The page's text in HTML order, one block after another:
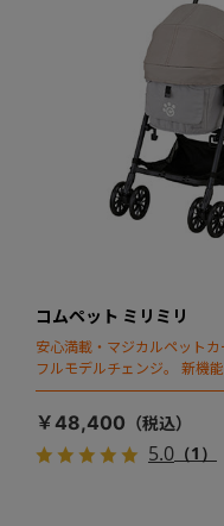
コムペット ミリミリ
安心満載・マジカルペット
フルモデルチェンジ。 新機
ディング」搭載
￥48,400
5.0（1）